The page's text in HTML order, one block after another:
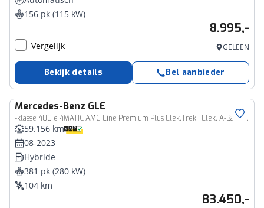
156 pk (115 kW)
8.995,-
Vergelijk GELEEN
Bekijk details Bel aanbieder
Mercedes-Benz GLE
-klasse 400 e 4MATIC AMG Line Premium Plus Elek.Trek I Elek. A-Bank I Burmester Enz..
59.156 km
08-2023
Hybride
381 pk (280 kW)
104 km
83.450,-